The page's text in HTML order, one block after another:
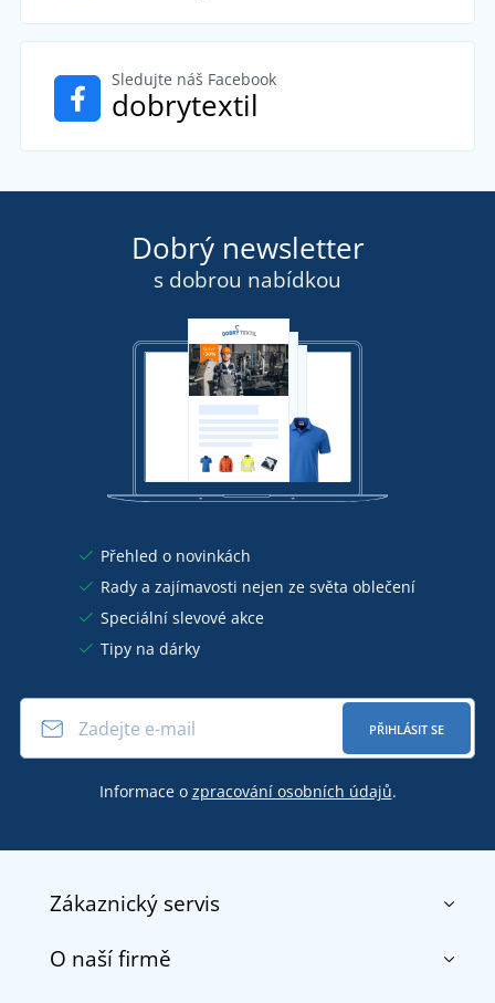
Sledujte náš Facebook
dobrytextil
Dobrý newsletter
s dobrou nabídkou
Přehled o novinkách
Rady a zajímavosti nejen ze světa oblečení
Speciální slevové akce
Tipy na dárky
PŘIHLÁSIT SE
Informace o zpracování osobních údajů.
Zákaznický servis
Kontakt
O naší firmě